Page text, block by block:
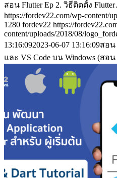
สอน Flutter Ep 2. วิธีติดตั้ง
https://fordev22.com/wp-content/
1280 fordev22 https://
content/uploads/2018/08/
13:16:092023-06-07 13:16:09สอน
และ VS Code บน Windows (สอ